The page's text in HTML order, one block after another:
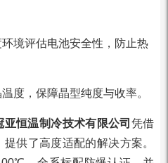
境评估电池安全性，防止热
度，保障晶型纯度与收率。
亚恒温制冷技术有限公司 凭借
供了高度适配的解决方案。